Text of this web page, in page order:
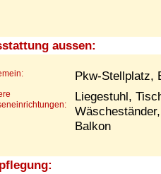
aussen:
Pkw-Stellplatz,
Liegestuhl,
Balkon